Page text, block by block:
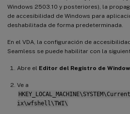
Windows 2503.10 y posteriores), la
de accesibilidad de Windows para
deshabilitada de forma predeterminada.
En el VDA, la configuración de
Seamless se puede habilitar con la
Abre el Editor del Registro de
Ve a
ix\wfshell\TWI\